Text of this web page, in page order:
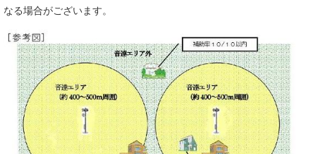
なる場合がございます。